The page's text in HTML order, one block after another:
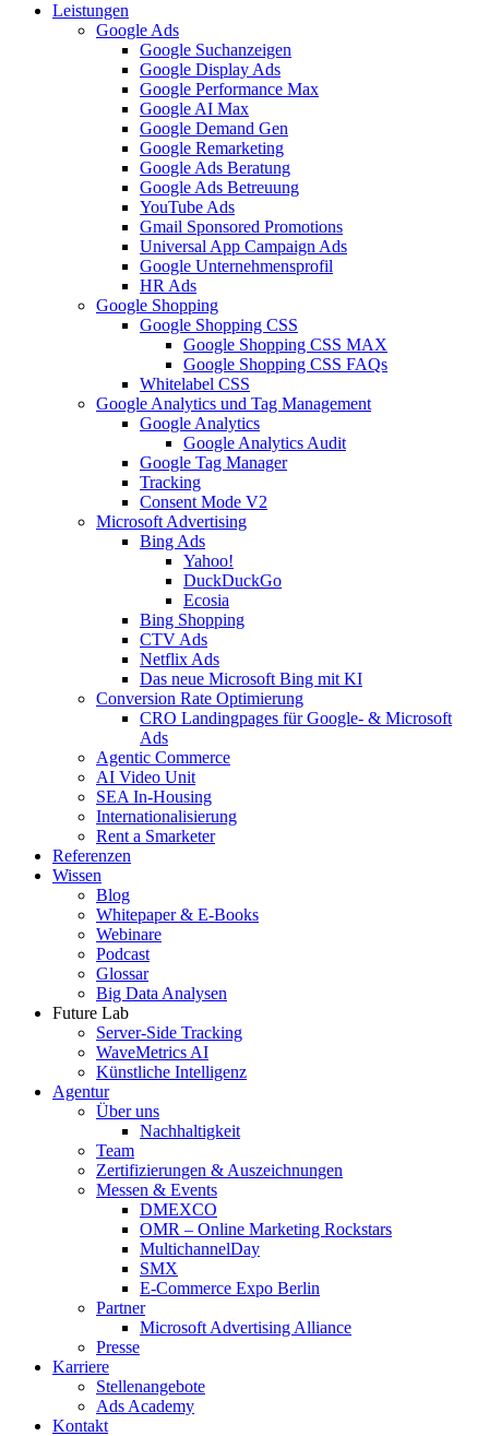
Leistungen
Google Ads
Google Suchanzeigen
Google Display Ads
Google Performance Max
Google AI Max
Google Demand Gen
Google Remarketing
Google Ads Beratung
Google Ads Betreuung
YouTube Ads
Gmail Sponsored Promotions
Universal App Campaign Ads
Google Unternehmensprofil
HR Ads
Google Shopping
Google Shopping CSS
Google Shopping CSS MAX
Google Shopping CSS FAQs
Whitelabel CSS
Google Analytics und Tag Management
Google Analytics
Google Analytics Audit
Google Tag Manager
Tracking
Consent Mode V2
Microsoft Advertising
Bing Ads
Yahoo!
DuckDuckGo
Ecosia
Bing Shopping
CTV Ads
Netflix Ads
Das neue Microsoft Bing mit KI
Conversion Rate Optimierung
CRO Landingpages für Google- & Microsoft
Ads
Agentic Commerce
AI Video Unit
SEA In-Housing
Internationalisierung
Rent a Smarketer
Referenzen
Wissen
Blog
Whitepaper & E-Books
Webinare
Podcast
Glossar
Big Data Analysen
Future Lab
Server-Side Tracking
WaveMetrics AI
Künstliche Intelligenz
Agentur
Über uns
Nachhaltigkeit
Team
Zertifizierungen & Auszeichnungen
Messen & Events
DMEXCO
OMR – Online Marketing Rockstars
MultichannelDay
SMX
E-Commerce Expo Berlin
Partner
Microsoft Advertising Alliance
Presse
Karriere
Stellenangebote
Ads Academy
Kontakt